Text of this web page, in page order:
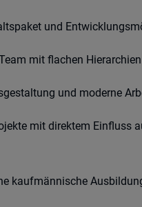
und
mit flachen Hierarchien
und moderne
mit direktem Einfluss
kaufmännische